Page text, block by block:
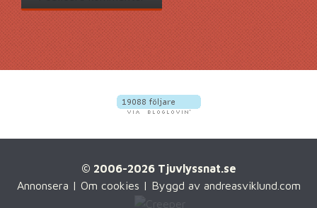
© 2006-2026 Tjuvlyssnat.se
Annonsera | Om cookies | Byggd av andreasviklund.com